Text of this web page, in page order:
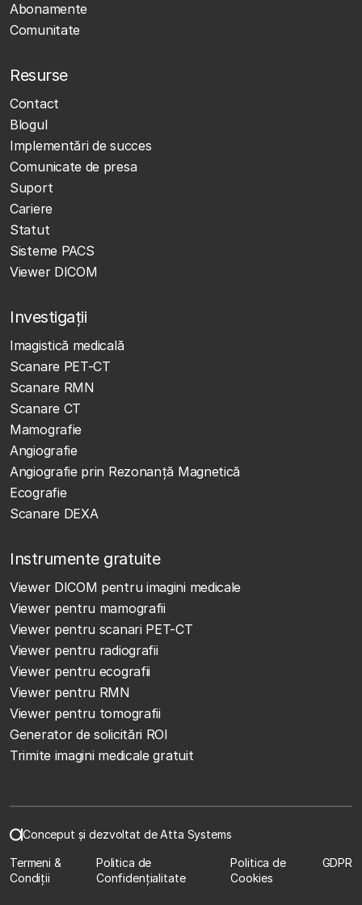
Abonamente
Comunitate
Resurse
Contact
Blogul
Implementări de succes
Comunicate de presa
Suport
Cariere
Statut
Sisteme PACS
Viewer DICOM
Investigații
Imagistică medicală
Scanare PET-CT
Scanare RMN
Scanare CT
Mamografie
Angiografie
Angiografie prin Rezonanță Magnetică
Ecografie
Scanare DEXA
Instrumente gratuite
Viewer DICOM pentru imagini medicale
Viewer pentru mamografii
Viewer pentru scanari PET-CT
Viewer pentru radiografii
Viewer pentru ecografii
Viewer pentru RMN
Viewer pentru tomografii
Generator de solicitări ROI
Trimite imagini medicale gratuit
Conceput și dezvoltat de Atta Systems
Termeni &
Condiții
Politica de
Confidențialitate
Politica de
Cookies
GDPR